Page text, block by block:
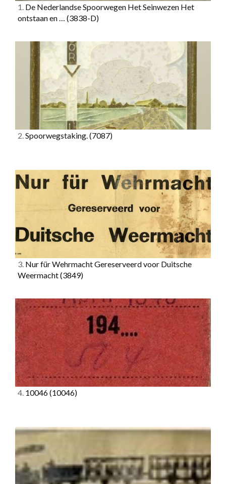
1. De Nederlandse Spoorwegen Het Seinwezen Het
ontstaan en … (3838-D)
2.Spoorwegstaking.(7087)
3. Nur für Wehrmacht Gereserveerd voor Duitsche
Weermacht(3849)
4. 10046(10046)